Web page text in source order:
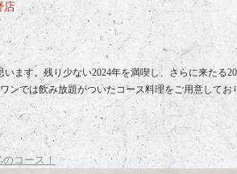
店
ます。残り少ない2024年を満喫し、さらに来たる
ンでは飲み放題がついたコース料理をご用意してお
コース！